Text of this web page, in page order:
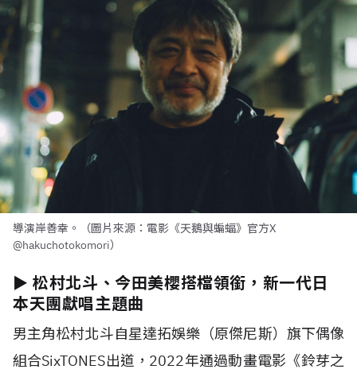
導演岸善幸。（圖片來源：電影《天鵝與蝙蝠》官方X
@hakuchotokomori）
► 松村北斗、今田美櫻搭檔領銜，新一代日
本天團獻唱主題曲
男主角松村北斗自星達拓娛樂（原傑尼斯）旗下偶像
組合SixTONES出道，2022年通過動畫電影《鈴芽之